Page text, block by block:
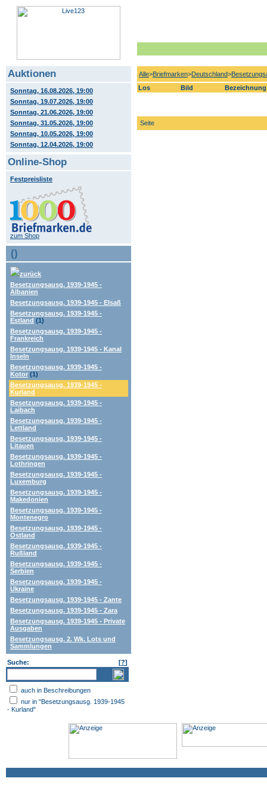
Auktionen
Sonntag, 16.08.2026, 19:00
Sonntag, 19.07.2026, 19:00
Sonntag, 21.06.2026, 19:00
Sonntag, 31.05.2026, 19:00
Sonntag, 10.05.2026, 19:00
Sonntag, 12.04.2026, 19:00
Online-Shop
Festpreisliste
zum Shop
()
zurück
Besetzungsausg. 1939-1945 -
Albanien
Besetzungsausg. 1939-1945 - Elsaß
Besetzungsausg. 1939-1945 -
Estland (1)
Besetzungsausg. 1939-1945 -
Frankreich
Besetzungsausg. 1939-1945 - Kanal
Inseln
Besetzungsausg. 1939-1945 -
Kotor (1)
Besetzungsausg. 1939-1945 -
Kurland
Besetzungsausg. 1939-1945 -
Laibach
Besetzungsausg. 1939-1945 -
Lettland
Besetzungsausg. 1939-1945 -
Litauen
Besetzungsausg. 1939-1945 -
Lothringen
Besetzungsausg. 1939-1945 -
Luxemburg
Besetzungsausg. 1939-1945 -
Makedonien
Besetzungsausg. 1939-1945 -
Montenegro
Besetzungsausg. 1939-1945 -
Ostland
Besetzungsausg. 1939-1945 -
Rußland
Besetzungsausg. 1939-1945 -
Serbien
Besetzungsausg. 1939-1945 -
Ukraine
Besetzungsausg. 1939-1945 - Zante
Besetzungsausg. 1939-1945 - Zara
Besetzungsausg. 1939-1945 - Private
Ausgaben
Besetzungsausg. 2. Wk. Lots und
Sammlungen
Suche: [?]
auch in Beschreibungen
nur in "Besetzungsausg. 1939-1945
- Kurland"
Alle>Briefmarken>Deutschland>
Los
Bild Bezeichnung
Seite